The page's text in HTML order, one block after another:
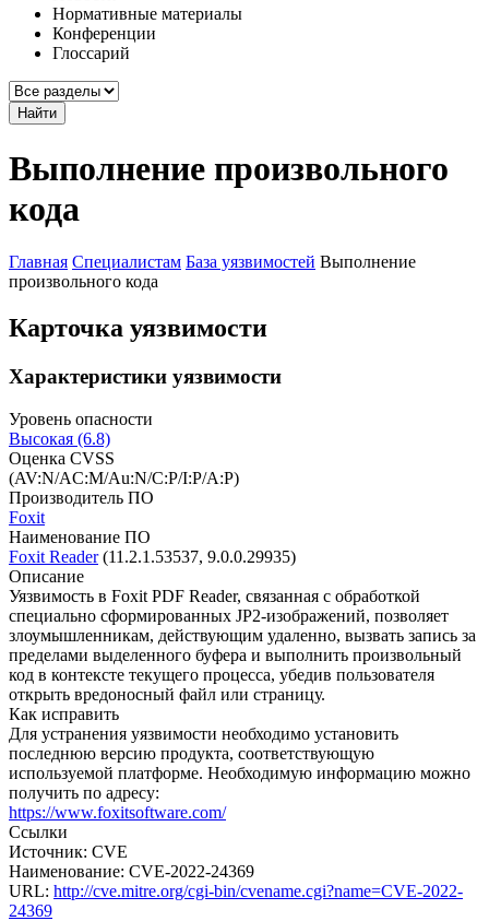
Нормативные материалы
Конференции
Глоссарий
Найти
Выполнение произвольного
кода
Главная Специалистам База уязвимостей Выполнение
произвольного кода
Карточка уязвимости
Характеристики уязвимости
Уровень опасности
Высокая (6.8)
Оценка CVSS
(AV:N/AC:M/Au:N/C:P/I:P/A:P)
Производитель ПО
Foxit
Наименование ПО
Foxit Reader(11.2.1.53537, 9.0.0.29935)
Описание
Уязвимость в Foxit PDF Reader, связанная с обработкой
специально сформированных JP2-изображений, позволяет
злоумышленникам, действующим удаленно, вызвать запись за
пределами выделенного буфера и выполнить произвольный
код в контексте текущего процесса, убедив пользователя
открыть вредоносный файл или страницу.
Как исправить
Для устранения уязвимости необходимо установить
последнюю версию продукта, соответствующую
используемой платформе. Необходимую информацию можно
получить по адресу:
https://www.foxitsoftware.com/
Ссылки
Источник: CVE
Наименование: CVE-2022-24369
URL: http://cve.mitre.org/cgi-bin/cvename.cgi?name=CVE-2022-
24369